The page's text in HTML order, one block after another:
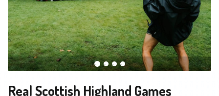
Real Scottish Highland Games